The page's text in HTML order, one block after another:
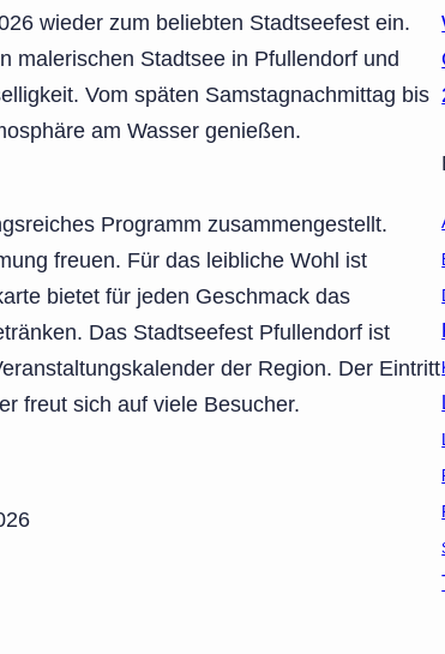
wieder zum beliebten Stadtseefest ein.
malerischen Stadtsee in Pfullendorf und
Vom späten Samstagnachmittag bis
am Wasser genießen.
Programm zusammengestellt.
freuen. Für das leibliche Wohl ist
bietet für jeden Geschmack das
Das Stadtseefest Pfullendorf ist
der Region. Der Eintritt
freut sich auf viele Besucher.